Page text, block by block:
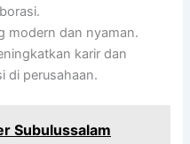
modern dan nyaman.
karir dan
di perusahaan.
Subulussalam